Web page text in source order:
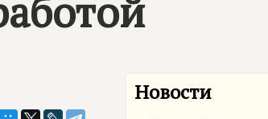
Новости